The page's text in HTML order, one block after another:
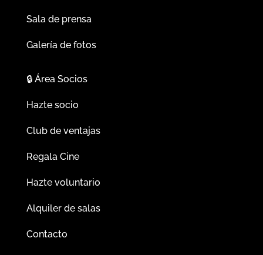
Sala de prensa
Galería de fotos
🔒Área Socios
Hazte socio
Club de ventajas
Regala Cine
Hazte voluntario
Alquiler de salas
Contacto